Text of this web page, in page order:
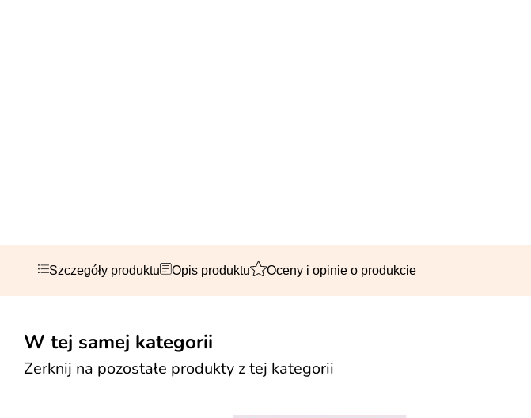
Szczegóły produktu Opis produktu Oceny i opinie o produkcie
W tej samej kategorii
Zerknij na pozostałe produkty z tej kategorii